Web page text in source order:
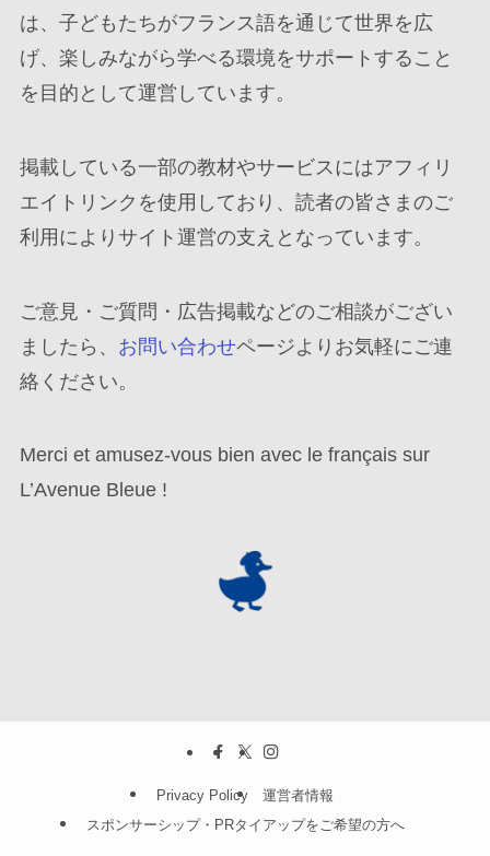
は、子どもたちがフランス語を通じて世界を広
げ、楽しみながら学べる環境をサポートすること
を目的として運営しています。
掲載している一部の教材やサービスにはアフィリ
エイトリンクを使用しており、読者の皆さまのご
利用によりサイト運営の支えとなっています。
ご意見・ご質問・広告掲載などのご相談がござい
ましたら、 お問い合わせページよりお気軽にご連
絡ください。
Merci et amusez-vous bien avec le français sur
L’Avenue Bleue !
Privacy Policy
運営者情報
スポンサーシップ・PRタイアップをご希望の方へ